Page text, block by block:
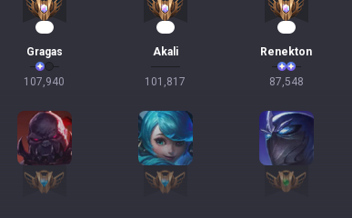
10
Gragas
107,940
10
Akali
101,817
10
Renekton
87,548